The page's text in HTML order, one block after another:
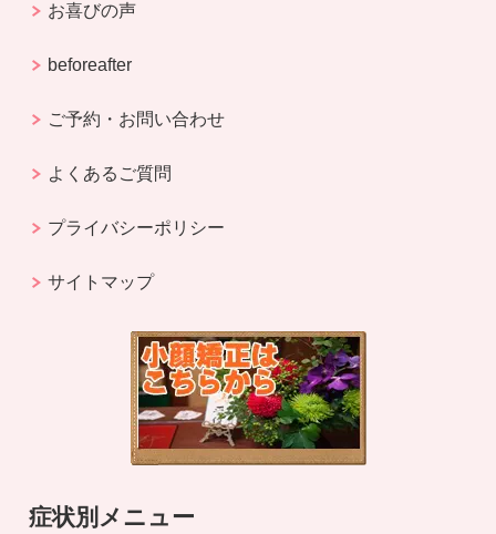
お喜びの声
beforeafter
ご予約・お問い合わせ
よくあるご質問
プライバシーポリシー
サイトマップ
症状別メニュー